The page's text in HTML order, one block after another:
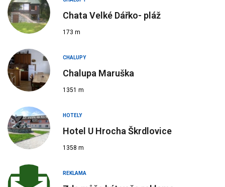
Chata Velké Dářko- pláž
173 m
CHALUPY
Chalupa Maruška
1351 m
HOTELY
Hotel U Hrocha Škrdlovice
1358 m
REKLAMA